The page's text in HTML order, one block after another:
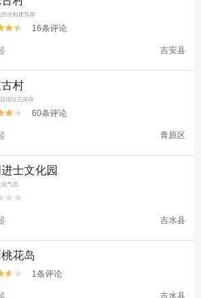
的古村建筑群
16条评论
吉安县
村
议旧址完保存
60条评论
青原区
士文化园
化气息
吉水县
花岛
1条评论
吉水县